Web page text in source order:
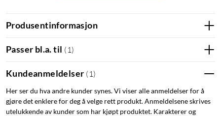
Produsentinformasjon
Passer bl.a. til ( 1)
Kundeanmeldelser ( 1)
Her ser du hva andre kunder synes. Vi viser alle anmeldelser for å
gjøre det enklere for deg å velge rett produkt. Anmeldelsene skrives
utelukkende av kunder som har kjøpt produktet. Karakterer og